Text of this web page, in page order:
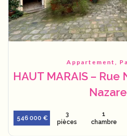
Appartement,
HAUT MARAIS –
546 000 €
3
pièces
1
chambre